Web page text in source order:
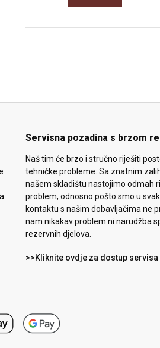
Servisna pozadina s brzom
Naš tim će brzo i stručno riješiti
tehničke probleme. Sa znatnim
našem skladištu nastojimo odmah
problem, odnosno pošto smo u
kontaktu s našim dobavljačima ne
nam nikakav problem ni narudžba
rezervnih djelova.
>>Kliknite ovdje za dostup servisa